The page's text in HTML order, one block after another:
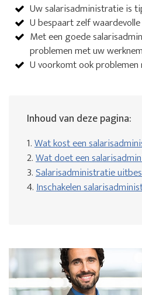
Uw salarisadministratie is
U bespaart zelf
Met een goede
problemen met uw
U voorkomt ook
Inhoud van deze pagina:
1.Wat kost een
2.Wat doet een
3.Salarisadministratie
4.Inschakelen